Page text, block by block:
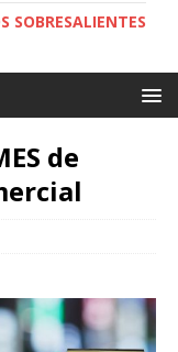
SOBRESALIENTES
de